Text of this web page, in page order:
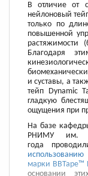
В отличие от
нейлоновый
только по
повышенной
растяжимости
Благодаря
и суставы, а
тейп Dynamic
гладкую
ощущения при
На базе
РНИМУ им.
года
марки BBTape™
основании